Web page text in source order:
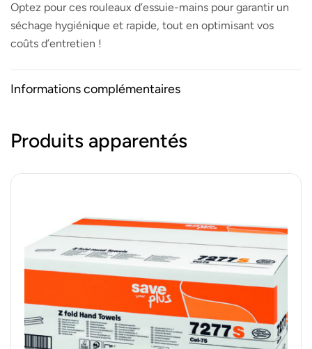
Optez pour ces rouleaux d’essuie-mains pour garantir un
séchage hygiénique et rapide, tout en optimisant vos
coûts d’entretien !
Informations complémentaires
Produits apparentés